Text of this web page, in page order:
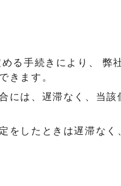
る手続きにより、 弊
きます。
には、遅滞なく、当該
をしたときは遅滞なく